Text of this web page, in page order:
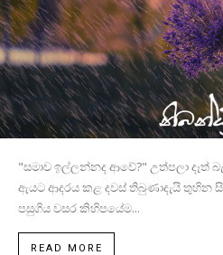
"සමාව ඉල්ලන්නද ආවේ?" උත්පලා දෑත්
ඇයට ආදරය කළ දවස් තිබුණාදැයි තුහින
පසුගිය වසර කිහිපයේම...
READ MORE